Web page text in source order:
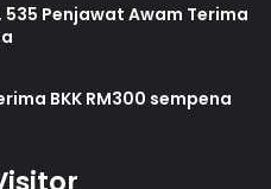
535 Penjawat Awam Terima
BKK RM300 sempena